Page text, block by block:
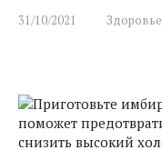
31/10/2021 Здоровье